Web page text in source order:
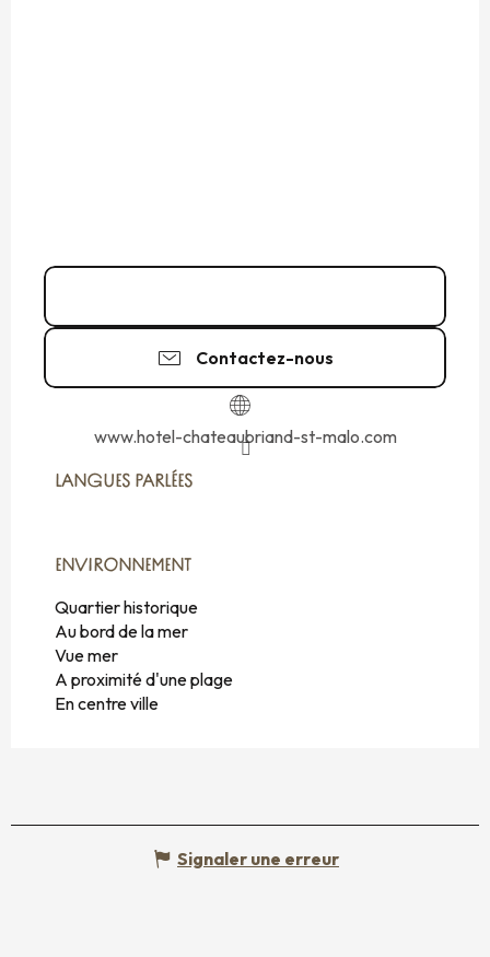
Contactez-nous
www.hotel-chateaubriand-st-malo.com
LANGUES PARLÉES
LANGUES PARLÉES
ENVIRONNEMENT
ENVIRONNEMENT
Quartier historique
Au bord de la mer
Vue mer
A proximité d'une plage
En centre ville
Signaler une erreur